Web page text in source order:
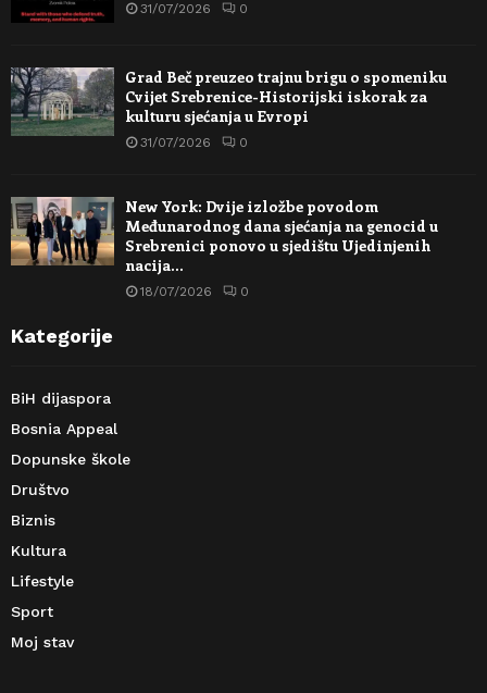
31/07/2026 0
Grad Beč preuzeo trajnu brigu o spomeniku
Cvijet Srebrenice-Historijski iskorak za
kulturu sjećanja u Evropi
31/07/2026 0
New York: Dvije izložbe povodom
Međunarodnog dana sjećanja na genocid u
Srebrenici ponovo u sjedištu Ujedinjenih
nacija…
18/07/2026 0
Kategorije
BiH dijaspora
Bosnia Appeal
Dopunske škole
Društvo
Biznis
Kultura
Lifestyle
Sport
Moj stav